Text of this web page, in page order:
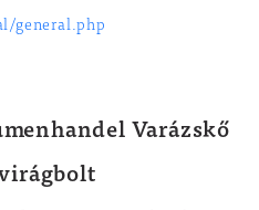
general.php
Varázskő